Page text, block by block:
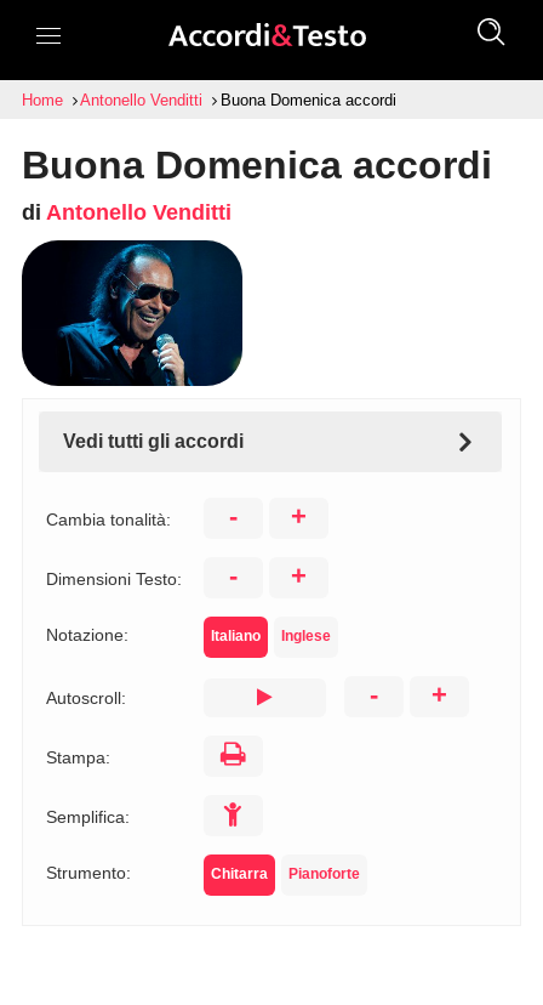
Home Antonello Venditti Buona Domenica accordi
Buona Domenica accordi
di Antonello Venditti
Vedi tutti gli accordi
Cambia tonalità: - +
Dimensioni Testo: - +
Notazione: Italiano Inglese
Autoscroll: - +
Stampa:
Semplifica:
Strumento: Chitarra Pianoforte